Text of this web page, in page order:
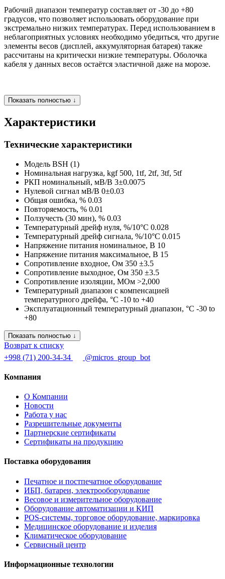
Рабочий диапазон температур составляет от -30 до +80
градусов, что позволяет использовать оборудование при
экстремально низких температурах. Перед использованием в
неблагоприятных условиях необходимо убедиться, что другие
элементы весов (дисплей, аккумуляторная батарея) также
рассчитаны на критически низкие температуры. Оболочка
кабеля у данных весов остаётся эластичной даже на морозе.
Показать полностью ↓
Характеристики
Технические характеристики
Модель BSH (1)
Номинальная нагрузка, kgf 500, 1tf, 2tf, 3tf, 5tf
РКП номинальный, мВ/В 3±0.0075
Нулевой сигнал мВ/В 0±0.03
Общая ошибка, % 0.03
Повторяемость, % 0.01
Ползучесть (30 мин), % 0.03
Температурный дрейф нуля, %/10°C 0.028
Температурный дрейф сигнала, %/10°C 0.015
Напряжение питания номинальное, В 10
Напряжение питания максимальное, В 15
Сопротивление входное, Ом 350 ±3.5
Сопротивление выходное, Ом 350 ±3.5
Сопротивление изоляции, МОм >2,000
Температурный диапазон с компенсацией
температурного дрейфа, °C -10 to +40
Эксплуатационный температурный диапазон, °C -30 to
+80
Показать полностью ↓
Возврат к списку
+998 (71) 200-34-34
@micros_group_bot
Компания
О Компании
Новости
Работа у нас
Разрешительные документы
Партнерские сертификаты
Сертификаты на продукцию
Поставка оборудования
Печатное и постпечатное оборудование
ИБП, батареи, электрооборудование
Весовое и измерительное оборудование
Оборудование автоматизации и КИП
POS-системы, торговое оборудование, маркировка
Медицинское оборудование и изделия
Климатическое оборудование
Сервисный центр
Информационные технологии